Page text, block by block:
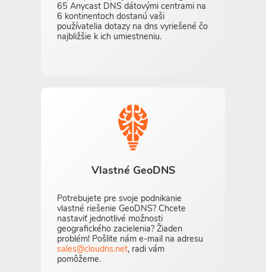
65 Anycast DNS dátovými centrami na
6 kontinentoch dostanú vaši
používatelia dotazy na dns vyriešené čo
najbližšie k ich umiestneniu.
Vlastné GeoDNS
Potrebujete pre svoje podnikanie
vlastné riešenie GeoDNS? Chcete
nastaviť jednotlivé možnosti
geografického zacielenia? Žiaden
problém! Pošlite nám e-mail na adresu
sales@cloudns.net, radi vám
pomôžeme.